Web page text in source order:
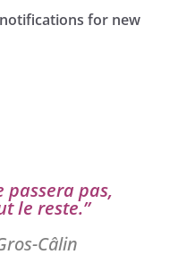
for new
pas­se­ra pas,
le reste.”
Câlin